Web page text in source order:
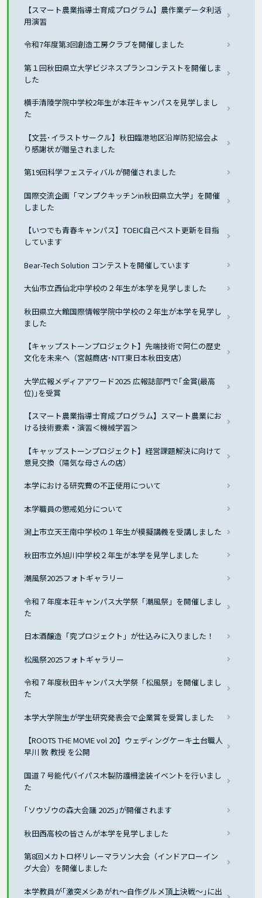
【スマート農業指導士育成プログラム】農作業データ利活
用演習
令和7年度第3回創造工房クラブを開催しました
第１回秋田県立大学ビジネスプランコンテストを開催しま
した
横手清陵学院中学校2年生が本荘キャンパスを見学しまし
た
【文芸･イラストサークル】秋田臨港地区沿岸防犯協会よ
り感謝状が贈呈されました
第19回科学フェスティバルが開催されました
国際交流企画「マンプクキッチンin秋田県立大学」を開催
しました
【いつでも青春キャンパス】TOEIC自己ベスト更新を目指
しています
Bear-Tech Solution コンテストを開催しています
大仙市立西仙北中学校の２年生が本学を見学しました
秋田県立大館国際情報学院中学校の２年生が本学を見学し
ました
【キャップストーンプロジェクト】先端技術で阿仁の歴史
文化を未来へ（宮越商店･NTT東日本秋田支店）
大学広報メディアアワード2025 広報誌部門で｢金賞(最高
位)｣を受賞
【スマート農業指導士育成プログラム】スマート農業にお
ける技術要素・演習＜機械学習＞
【キャップストーンプロジェクト】経営課題解決に向けて
意見交換（陽気な母さんの店）
本学における研究費の不正使用について
本学職員の懲戒処分について
潟上市立天王南中学校の１年生が模擬講義を受講しました
秋田市立外旭川中学校２年生が本学を見学しました
潮風祭2025フォトギャラリー
令和７年度本荘キャンパス大学祭「潮風祭」を開催しまし
た
日本酒醸造「究プロジェクト」が仕込みに入りました！
松風祭2025フォトギャラリー
令和７年度秋田キャンパス大学祭「松風祭」を開催しまし
た
本学大学院生が学生研究発表会で企業賞を受賞しました
【ROOTS THE MOVIE vol 20】ウェディングケーキ土台職人
早川 敦 教授 を公開
国道７号能代バイパス木製防護柵塗装イベントを行いまし
た
｢ソウゾウの森大会議 2025｣が開催されます
秋田西高校の皆さんが本学を見学しました
第8回メカトロ杯リレーマラソン大会（インドアローイン
グ大会）を開催しました
本学教員が｢激突メシあがれ〜自作グルメ頂上決戦〜｣に出